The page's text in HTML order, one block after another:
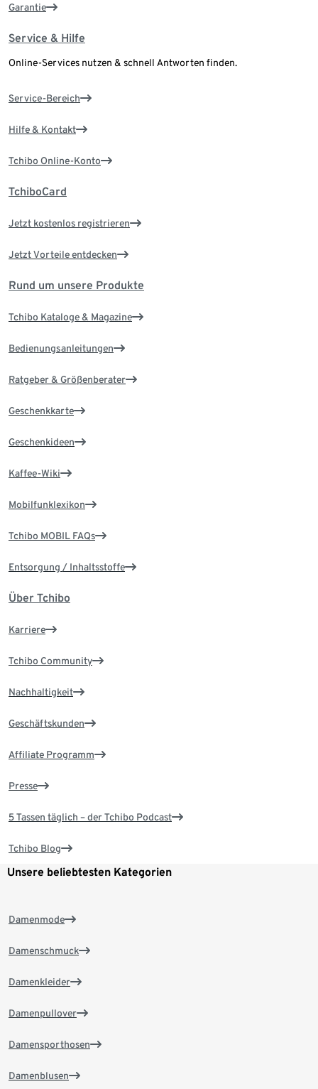
Garantie
Service & Hilfe
Online-Services nutzen & schnell Antworten finden.
Service-Bereich
Hilfe & Kontakt
Tchibo Online-Konto
TchiboCard
Jetzt kostenlos registrieren
Jetzt Vorteile entdecken
Rund um unsere Produkte
Tchibo Kataloge & Magazine
Bedienungsanleitungen
Ratgeber & Größenberater
Geschenkkarte
Geschenkideen
Kaffee-Wiki
Mobilfunklexikon
Tchibo MOBIL FAQs
Entsorgung / Inhaltsstoffe
Über Tchibo
Karriere
Tchibo Community
Nachhaltigkeit
Geschäftskunden
Affiliate Programm
Presse
5 Tassen täglich – der Tchibo Podcast
Tchibo Blog
Unsere beliebtesten Kategorien
Damenmode
Damenschmuck
Damenkleider
Damenpullover
Damensporthosen
Damenblusen